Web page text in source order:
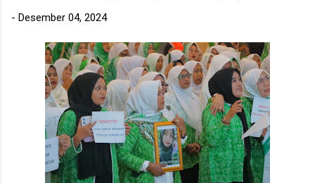
- Desember 04, 2024